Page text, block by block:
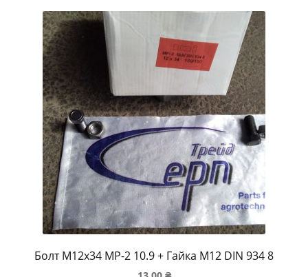
Болт M12x34 MP-2 10.9 + Гайка M12 DIN 934 8